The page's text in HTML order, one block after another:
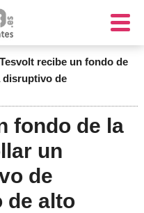
Tesvolt recibe un fondo de
disruptivo de
fondo de la
un
de
de alto